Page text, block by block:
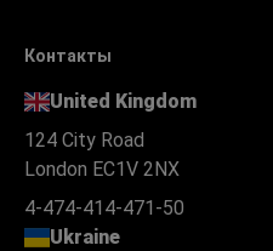
Контакты
United Kingdom
124 City Road
London EC1V 2NX
4-474-414-471-50
Ukraine